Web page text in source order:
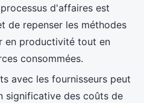
d'affaires est
de repenser les méthodes
en productivité tout en
consommées.
avec les fournisseurs peut
significative des coûts de